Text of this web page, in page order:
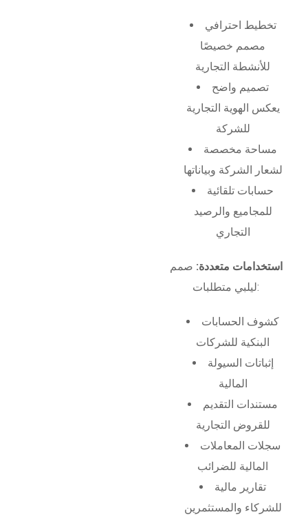
تخطيط احترافي
مصمم خصيصًا
للأنشطة التجارية
تصميم واضح
يعكس الهوية التجارية
للشركة
مساحة مخصصة
لشعار الشركة وبياناتها
حسابات تلقائية
للمجاميع والرصيد
التجاري
استخدامات متعددة: صمم
ليلبي متطلبات:
كشوف الحسابات
البنكية للشركات
إثباتات السيولة
المالية
مستندات التقديم
للقروض التجارية
سجلات المعاملات
المالية للضرائب
تقارير مالية
للشركاء والمستثمرين